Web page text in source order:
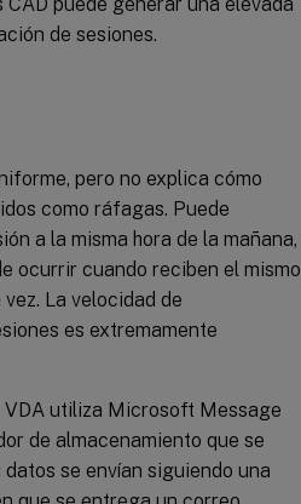
de sesiones.
pero no explica cómo
como ráfagas. Puede
a la misma hora de la mañana,
ocurrir cuando reciben el mismo
La velocidad de
es extremamente
VDA utiliza Microsoft Message
de almacenamiento que se
se envían siguiendo una